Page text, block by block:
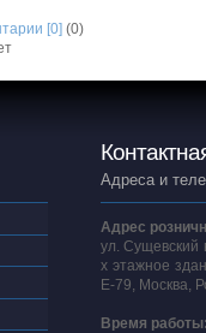
[0] (0)
Адреса и
Адрес
ул. Сущевский
х этажное
E-79, Москва,
Время